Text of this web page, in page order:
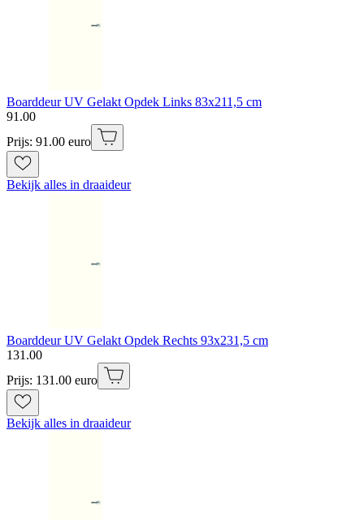
Boarddeur UV Gelakt Opdek Links 83x211,5 cm
91 .00
Prijs: 91.00 euro
Bekijk alles in draaideur
Boarddeur UV Gelakt Opdek Rechts 93x231,5 cm
131 .00
Prijs: 131.00 euro
Bekijk alles in draaideur